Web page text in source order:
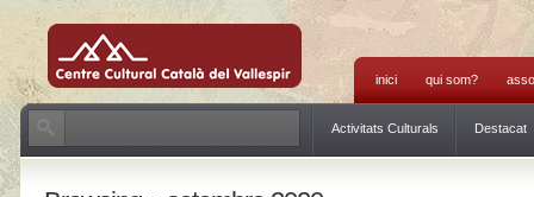
inici qui som?
Activitats Culturals Destacat